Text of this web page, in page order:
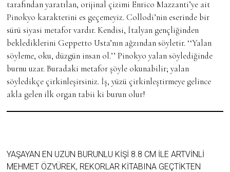
tarafından yaratılan, orijinal çizimi Enrico Mazzanti’ye ait
Pinokyo karakterini es geçemeyiz. Collodi’nin eserinde bir
sürü siyasi metafor vardır. Kendisi, İtalyan gençliğinden
beklediklerini Geppetto Usta’nın ağzından söyletir. ‘‘Yalan
söyleme, oku, düzgün insan ol.’’ Pinokyo yalan söylediğinde
burnu uzar. Buradaki metafor şöyle okunabilir; yalan
söyledikçe çirkinleşirsiniz. İş, yüzü çirkinleştirmeye gelince
akla gelen ilk organ tabii ki burun olur!
YAŞAYAN EN UZUN BURUNLU KIŞI 8.8 CM ILE ARTVINLI
MEHMET ÖZYÜREK, REKORLAR KITABINA GEÇTIKTEN